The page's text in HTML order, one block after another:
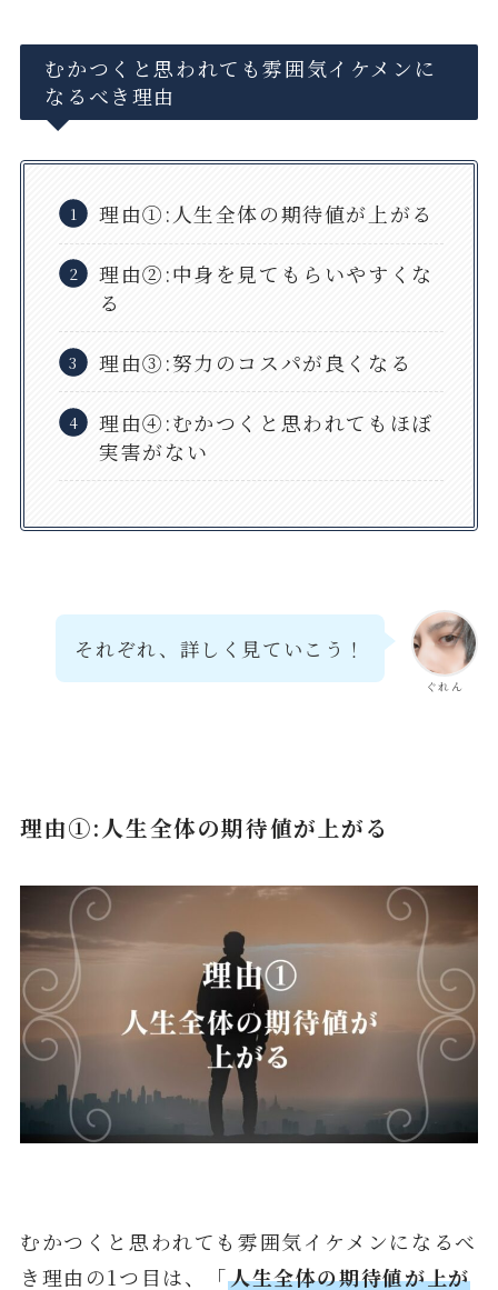
むかつくと思われても雰囲気イケメンに
なるべき理由
理由①:人生全体の期待値が上がる
理由②:中身を見てもらいやすくな
る
理由③:努力のコスパが良くなる
理由④:むかつくと思われてもほぼ
実害がない
ぐれん
それぞれ、詳しく見ていこう！
理由①:人生全体の期待値が上がる
むかつくと思われても雰囲気イケメンになるべ
き理由の1つ目は、「人生全体の期待値が上が